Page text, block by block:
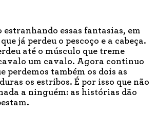
essas fantasias, em
já perdeu o pescoço e a cabeça.
até o músculo que treme
um cavalo. Agora continuo
perdemos também os dois as
os estribos. É por isso que não
a ninguém: as histórias dão